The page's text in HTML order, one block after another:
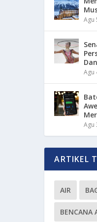
Agu
Agu
Agu
ARTIKEL
AIR
BENCANA